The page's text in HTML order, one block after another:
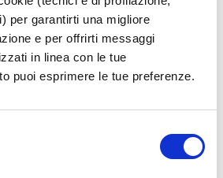
per garantirti una migliore
e per offrirti messaggi
in linea con le tue
puoi esprimere le tue preferenze.
esclusiva e confortevole in
Scopri di più